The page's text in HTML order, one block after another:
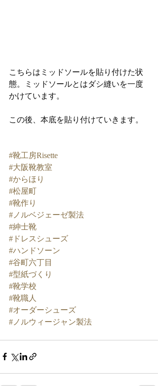
こちらはミッドソールを貼り付けた状
態。ミッドソールとはダシ縫いを一度
かけています。
この後、本底を貼り付けていきます。
#靴工房Risette
#大阪靴教室
#からほり
#松屋町
#靴作り
#ノルベジェーゼ製法
#紳士靴
#ドレスシューズ
#ハンドソーン
#谷町六丁目
#型紙づくり
#靴学校
#靴職人
#オーダーシューズ
#ノルウィージャン製法